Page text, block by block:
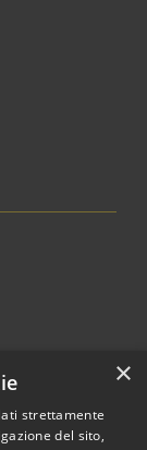
×
strettamente
del sito,